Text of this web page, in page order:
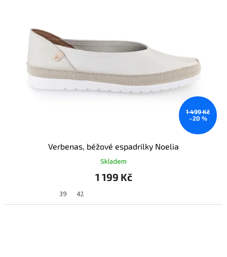
1 499 Kč
–20 %
Verbenas, béžové espadrilky Noelia
Skladem
1 199 Kč
39 42